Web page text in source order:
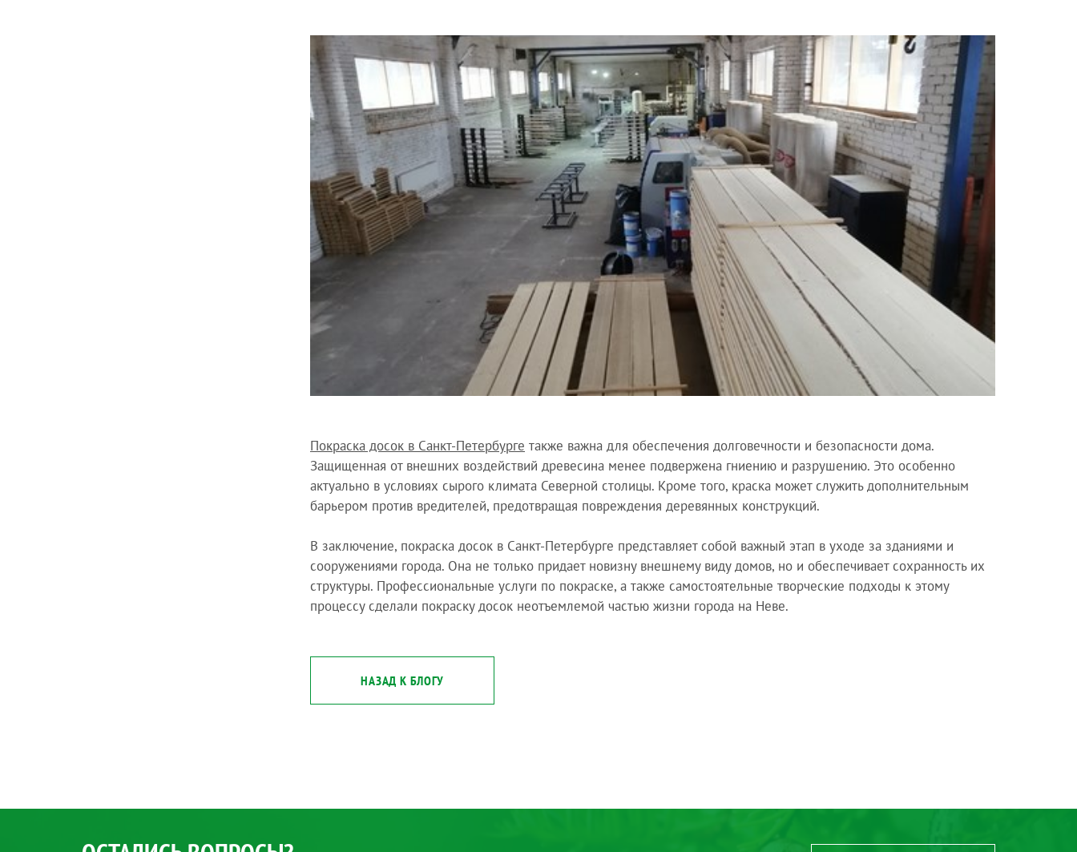
Покраска досок в Санкт-Петербурге также важна для обеспечения долговечности и безопасности дома.
Защищенная от внешних воздействий древесина менее подвержена гниению и разрушению. Это особенно
актуально в условиях сырого климата Северной столицы. Кроме того, краска может служить дополнительным
барьером против вредителей, предотвращая повреждения деревянных конструкций.
В заключение, покраска досок в Санкт-Петербурге представляет собой важный этап в уходе за зданиями и
сооружениями города. Она не только придает новизну внешнему виду домов, но и обеспечивает сохранность их
структуры. Профессиональные услуги по покраске, а также самостоятельные творческие подходы к этому
процессу сделали покраску досок неотъемлемой частью жизни города на Неве.
НАЗАД К БЛОГУ